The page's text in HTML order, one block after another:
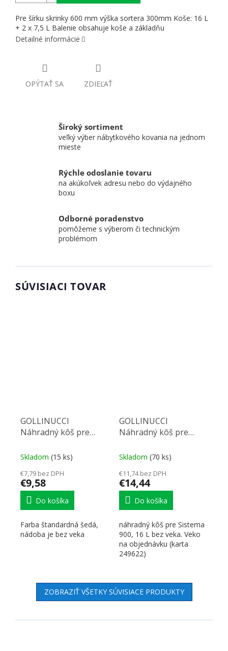
Pre šírku skrinky 600 mm výška sortera 300mm Koše: 16 L
+ 2 x 7,5 L Balenie obsahuje koše a základňu
Detailné informácie
OPÝTAŤ SA ZDIEĽAŤ
Široký sortiment
veľký výber nábytkového kovania na jednom
mieste
Rýchle odoslanie tovaru
na akúkoľvek adresu nebo do výdajného
boxu
Odborné poradenstvo
pomôžeme s výberom či technickým
problémom
SÚVISIACI TOVAR
GOLLINUCCI
Náhradný kôš pre
580 7,5 l
Skladom (15 ks)
€7,79 bez DPH
€9,58
Do košíka
Farba štandardná šedá,
nádoba je bez veka
GOLLINUCCI
Náhradný kôš pre
Skladom (70 ks)
€11,74 bez DPH
€14,44
Do košíka
náhradný kôš pre Sistema
900, 16 L bez veka. Veko
na objednávku (karta
249622)
ZOBRAZIŤ VŠETKY SÚVISIACE PRODUKTY